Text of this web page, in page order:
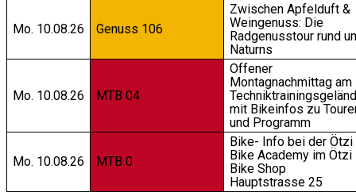
Mo. 10.08.26 Genuss 106
Zwischen Apfelduft &
Weingenuss: Die
Radgenusstour rund
Naturns
Mo. 10.08.26 MTB 04
Offener
Montagnachmittag am
mit Bikeinfos zu
und Programm
Mo. 10.08.26 MTB 0
Bike- Info bei der Ötzi
Bike Academy im Ötzi
Bike Shop
Hauptstrasse 25